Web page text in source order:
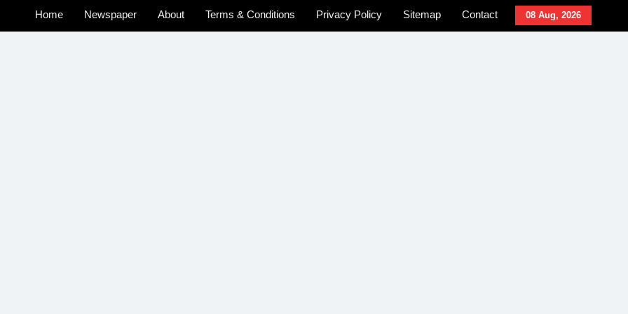
08 Aug, 2026
Home Newspaper About Terms & Conditions Privacy Policy Sitemap
Contact